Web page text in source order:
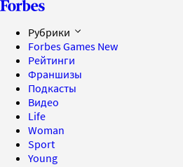
Рубрики
Forbes Games New
Рейтинги
Франшизы
Подкасты
Видео
Life
Woman
Sport
Young